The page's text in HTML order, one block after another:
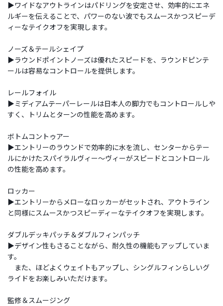
▶ワイドなアウトラインはパドリングを安定させ、効率的にエネ
ルギーを伝えることで、パワーのない波でもスムースかつスピーデ
ィーなテイクオフを実現します。
ノーズ＆テールシェイプ
▶ラウンドポイントノーズは優れたスピードを、ラウンドピンテ
ールは容易なコントロールを提供します。
レールフォイル
▶ミディアムテーパーレールは日本人の脚力でもコントロールしや
すく、トリムとターンの性能を高めます。
ボトムコントゥアー
▶エントリーのラウンドで効率的に水を流し、センターからテー
ルにかけたスパイラルヴィー～ヴィーがスピードとコントロール
の性能を高めます。
ロッカー
▶エントリーからメローなロッカーがセットされ、アウトライン
と同様にスムースかつスピーディーなテイクオフを実現します。
ダブルデッキパッチ＆ダブルフィンパッチ
▶デザイン性もさることながら、耐久性の機能もアップしていま
す。
また、ほどよくウェイトもアップし、シングルフィンらしいグ
ライドをお楽しみいただけます。
監修＆スムージング